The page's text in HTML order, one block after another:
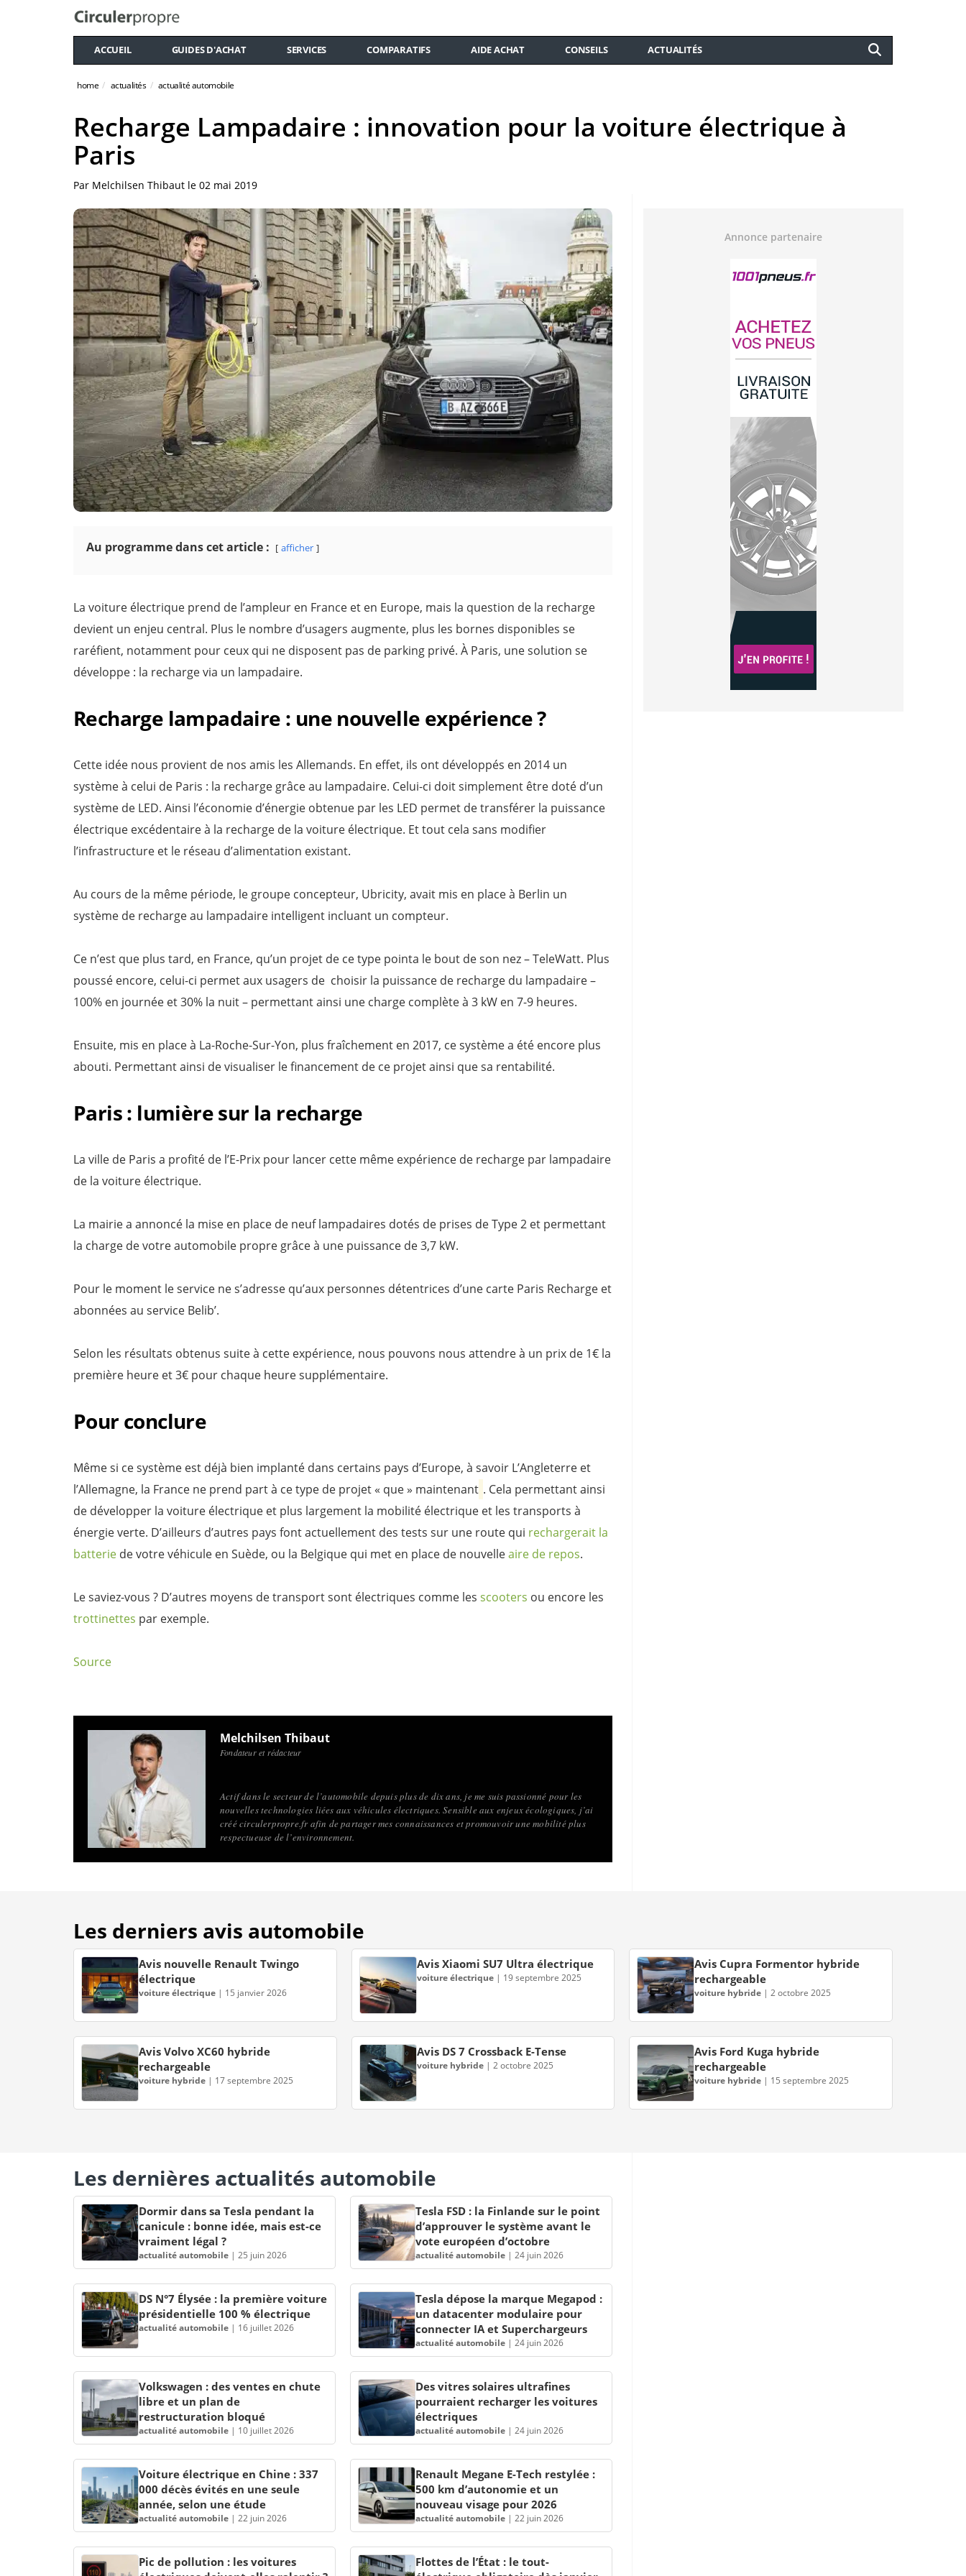
ACCUEIL GUIDES D'ACHAT SERVICES COMPARATIFS AIDE ACHAT CONSEILS ACTUALITÉS
home actualités actualité automobile
Recharge Lampadaire : innovation pour la voiture électrique à
Paris
Par Melchilsen Thibaut le 02 mai 2019
Au programme dans cet article : afficher
La voiture électrique prend de l’ampleur en France et en Europe, mais la question de la recharge
devient un enjeu central. Plus le nombre d’usagers augmente, plus les bornes disponibles se
raréfient, notamment pour ceux qui ne disposent pas de parking privé. À Paris, une solution se
développe : la recharge via un lampadaire.
Recharge lampadaire : une nouvelle expérience ?
Cette idée nous provient de nos amis les Allemands. En effet, ils ont développés en 2014 un
système à celui de Paris : la recharge grâce au lampadaire. Celui-ci doit simplement être doté d’un
système de LED. Ainsi l’économie d’énergie obtenue par les LED permet de transférer la puissance
électrique excédentaire à la recharge de la voiture électrique. Et tout cela sans modifier
l’infrastructure et le réseau d’alimentation existant.
Au cours de la même période, le groupe concepteur, Ubricity, avait mis en place à Berlin un
système de recharge au lampadaire intelligent incluant un compteur.
Ce n’est que plus tard, en France, qu’un projet de ce type pointa le bout de son nez – TeleWatt. Plus
poussé encore, celui-ci permet aux usagers de choisir la puissance de recharge du lampadaire –
100% en journée et 30% la nuit – permettant ainsi une charge complète à 3 kW en 7-9 heures.
Ensuite, mis en place à La-Roche-Sur-Yon, plus fraîchement en 2017, ce système a été encore plus
abouti. Permettant ainsi de visualiser le financement de ce projet ainsi que sa rentabilité.
Paris : lumière sur la recharge
La ville de Paris a profité de l’E-Prix pour lancer cette même expérience de recharge par lampadaire
de la voiture électrique.
La mairie a annoncé la mise en place de neuf lampadaires dotés de prises de Type 2 et permettant
la charge de votre automobile propre grâce à une puissance de 3,7 kW.
Pour le moment le service ne s’adresse qu’aux personnes détentrices d’une carte Paris Recharge et
abonnées au service Belib’.
Selon les résultats obtenus suite à cette expérience, nous pouvons nous attendre à un prix de 1€ la
première heure et 3€ pour chaque heure supplémentaire.
Pour conclure
Même si ce système est déjà bien implanté dans certains pays d’Europe, à savoir L’Angleterre et
l’Allemagne, la France ne prend part à ce type de projet « que » maintenant . Cela permettant ainsi
de développer la voiture électrique et plus largement la mobilité électrique et les transports à
énergie verte. D’ailleurs d’autres pays font actuellement des tests sur une route qui rechargerait la
batterie de votre véhicule en Suède, ou la Belgique qui met en place de nouvelleaire de repos.
Le saviez-vous ? D’autres moyens de transport sont électriques comme les scooters ou encore les
trottinettes par exemple.
Source
Melchilsen Thibaut
Fondateur et rédacteur
Actif dans le secteur de l’automobile depuis plus de dix ans, je me suis passionné pour les
nouvelles technologies liées aux véhicules électriques. Sensible aux enjeux écologiques, j’ai
créé circulerpropre.fr afin de partager mes connaissances et promouvoir une mobilité plus
respectueuse de l’environnement.
Annonce partenaire
Les derniers avis automobile
Avis nouvelle Renault Twingo
électrique
voiture électrique | 15 janvier 2026
Avis Xiaomi SU7 Ultra électrique
voiture électrique| 19 septembre 2025
Avis Cupra Formentor hybride
rechargeable
voiture hybride |2 octobre 2025
Avis Volvo XC60 hybride
rechargeable
voiture hybride | 17 septembre 2025
Avis DS 7 Crossback E-Tense
voiture hybride| 2 octobre 2025
Avis Ford Kuga hybride
rechargeable
voiture hybride | 15 septembre 2025
Les dernières actualités automobile
Dormir dans sa Tesla pendant la
canicule : bonne idée, mais est-ce
vraiment légal ?
actualité automobile | 25 juin 2026
Tesla FSD : la Finlande sur le point
d’approuver le système avant le
vote européen d’octobre
actualité automobile | 24 juin 2026
DS N°7 Élysée : la première voiture
présidentielle 100 % électrique
actualité automobile | 16 juillet 2026
Tesla dépose la marque Megapod :
un datacenter modulaire pour
connecter IA et Superchargeurs
actualité automobile | 24 juin 2026
Volkswagen : des ventes en chute
libre et un plan de
restructuration bloqué
actualité automobile | 10 juillet 2026
Des vitres solaires ultrafines
pourraient recharger les voitures
électriques
actualité automobile | 24 juin 2026
Voiture électrique en Chine : 337
000 décès évités en une seule
année, selon une étude
actualité automobile | 22 juin 2026
Renault Megane E-Tech restylée :
500 km d’autonomie et un
nouveau visage pour 2026
actualité automobile | 22 juin 2026
Pic de pollution : les voitures
Flottes de l’État : le tout-